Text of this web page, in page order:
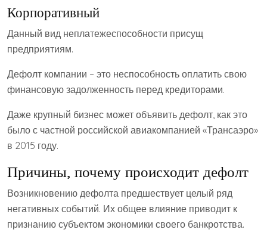
Корпоративный
Данный вид неплатежеспособности присущ
предприятиям.
Дефолт компании – это неспособность оплатить свою
финансовую задолженность перед кредиторами.
Даже крупный бизнес может объявить дефолт, как это
было с частной российской авиакомпанией «Трансаэро»
в 2015 году.
Причины, почему происходит дефолт
Возникновению дефолта предшествует целый ряд
негативных событий. Их общее влияние приводит к
признанию субъектом экономики своего банкротства.